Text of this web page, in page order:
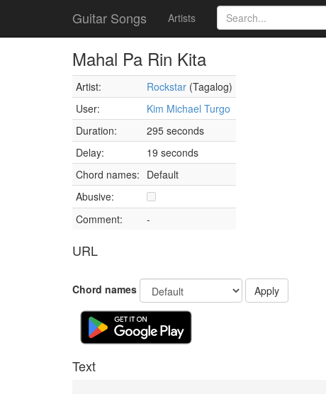
Guitar Songs Artists
Mahal Pa Rin Kita
Artist: Rockstar (Tagalog)
User:
Kim Michael Turgo
Duration:
295 seconds
Delay:
19 seconds
Chord names: Default
Abusive:
Comment:
-
URL
Chord names Apply
Text